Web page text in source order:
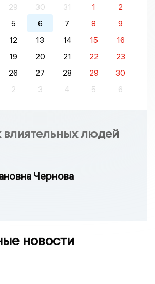
29 30 31 1
2
5 6 7 8
9
12 13 14 15
16
19 20 21 22
23
26 27 28 29
30
2 3 4 5 6
людей
Чернова
новости